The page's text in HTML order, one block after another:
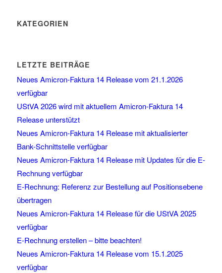
KATEGORIEN
LETZTE BEITRÄGE
Neues Amicron-Faktura 14 Release vom 21.1.2026
verfügbar
UStVA 2026 wird mit aktuellem Amicron-Faktura 14
Release unterstützt
Neues Amicron-Faktura 14 Release mit aktualisierter
Bank-Schnittstelle verfügbar
Neues Amicron-Faktura 14 Release mit Updates für die E-
Rechnung verfügbar
E-Rechnung: Referenz zur Bestellung auf Positionsebene
übertragen
Neues Amicron-Faktura 14 Release für die UStVA 2025
verfügbar
E-Rechnung erstellen – bitte beachten!
Neues Amicron-Faktura 14 Release vom 15.1.2025
verfügbar